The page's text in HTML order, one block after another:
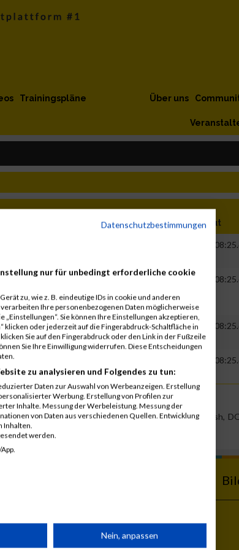
Trainingspläne Über uns
Net Brut
GER
OMD DÜSSELDORF
00:38:10.6
GER
OMD DÜSSELDORF
GMBH
00:38:10.6
GER
GMBH
Position, DNS = Did not start, DNF = Did not finish,
Themen
Datenschutzbestimmungen
nur für unbedingt erforderliche cookie
zu, wie z. B. eindeutige IDs in cookie und anderen
Ihre personenbezogenen Daten möglicherweise
Sie können Ihre Einstellungen akzeptieren,
klicken oder jederzeit auf die Fingerabdruck-Schaltfläche in
Sie auf den Fingerabdruck oder den Link in der Fußzeile
Sie Ihre Einwilligung widerrufen. Diese Entscheidungen
zu analysieren und Folgendes zu tun:
Daten zur Auswahl von Werbeanzeigen. Erstellung
Werbung. Erstellung von Profilen zur
Inhalte. Messung der Werbeleistung. Messung der
von Daten aus verschiedenen Quellen. Entwicklung
Inhalten.
werden.
Nein, anpassen